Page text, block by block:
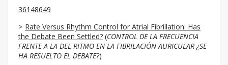
36148649
Rate Versus Rhythm Control for Atrial Fibrillation: Has
the Debate Been Settled? (CONTROL DE LA FRECUENCIA
FRENTE A LA DEL RITMO EN LA FIBRILACIÓN AURICULAR ¿SE
HA RESUELTO EL DEBATE?)